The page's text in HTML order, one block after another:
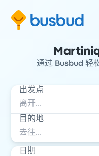
通过 Busbud 轻
出发点
目的地
日期